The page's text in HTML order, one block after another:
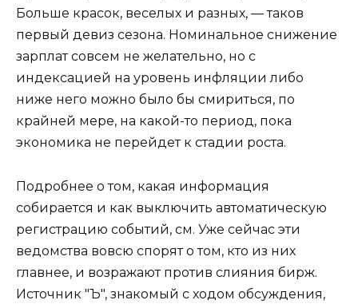
Больше красок, веселых и разных, — таков
первый девиз сезона. Номинальное снижение
зарплат совсем не желательно, но с
индексацией на уровень инфляции либо
ниже него можно было бы смириться, по
крайней мере, на какой-то период, пока
экономика не перейдет к стадии роста.
Подробнее о том, какая информация
собирается и как выключить автоматическую
регистрацию событий, см. Уже сейчас эти
ведомства вовсю спорят о том, кто из них
главнее, и возражают против слияния бирж.
Источник "Ъ", знакомый с ходом обсуждения,